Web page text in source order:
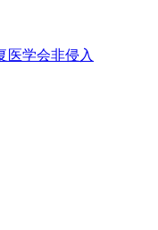
医学会非侵入